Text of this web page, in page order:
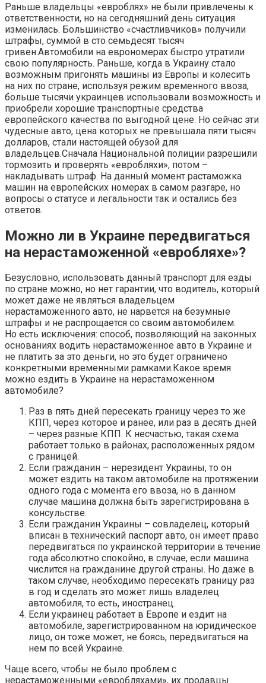
Раньше владельцы «евроблях» не были привлечены к
ответственности, но на сегодняшний день ситуация
изменилась. Большинство «счастливчиков» получили
штрафы, суммой в сто семьдесят тысяч
гривен.Автомобили на еврономерах быстро утратили
свою популярность. Раньше, когда в Украину стало
возможным пригонять машины из Европы и колесить
на них по стране, используя режим временного ввоза,
больше тысячи украинцев использовали возможность и
приобрели хорошие транспортные средства
европейского качества по выгодной цене. Но сейчас эти
чудесные авто, цена которых не превышала пяти тысяч
долларов, стали настоящей обузой для
владельцев.Сначала Национальной полиции разрешили
тормозить и проверять «евробляхи», потом –
накладывать штраф. На данный момент растаможка
машин на европейских номерах в самом разгаре, но
вопросы о статусе и легальности так и остались без
ответов.
Можно ли в Украине передвигаться
на нерастаможенной «евробляхе»?
Безусловно, использовать данный транспорт для езды
по стране можно, но нет гарантии, что водитель, который
может даже не являться владельцем
нерастаможенного авто, не нарвется на безумные
штрафы и не распрощается со своим автомобилем.
Но есть исключения: способ, позволяющий на законных
основаниях водить нерастаможенное авто в Украине и
не платить за это деньги, но это будет ограничено
конкретными временными рамками.Какое время
можно ездить в Украине на нерастаможенном
автомобиле?
Раз в пять дней пересекать границу через то же
КПП, через которое и ранее, или раз в десять дней
– через разные КПП. К несчастью, такая схема
работает только в районах, расположенных рядом
с границей.
Если гражданин – нерезидент Украины, то он
может ездить на таком автомобиле на протяжении
одного года с момента его ввоза, но в данном
случае машина должна быть зарегистрирована в
консульстве.
Если гражданин Украины – совладелец, который
вписан в технический паспорт авто, он имеет право
передвигаться по украинской территории в течение
года абсолютно спокойно, в случае, если машина
числится на гражданине другой страны. Но даже в
таком случае, необходимо пересекать границу раз
в год и сделать это может лишь владелец
автомобиля, то есть, иностранец.
Если украинец работает в Европе и ездит на
автомобиле, зарегистрированном на юридическое
лицо, он тоже может, не боясь, передвигаться на
нем по всей Украине.
Чаще всего, чтобы не было проблем с
нерастаможенными «евробляхами», их продавцы